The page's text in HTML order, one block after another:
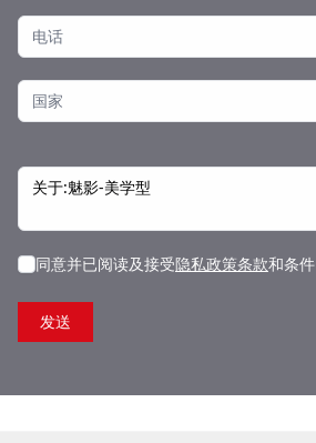
同意并已阅读及接受隐私政策条款和条件